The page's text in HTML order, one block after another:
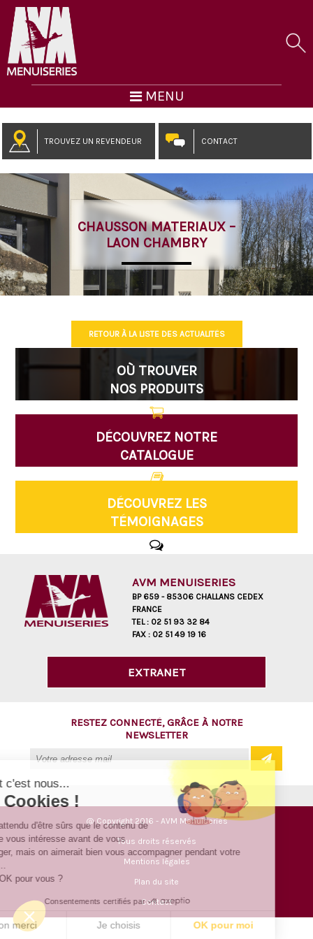
MENU
TROUVEZ UN REVENDEUR CONTACT
CHAUSSON MATERIAUX –
LAON CHAMBRY
RETOUR À LA LISTE DES ACTUALITÉS
OÙ TROUVER
NOS PRODUITS
DÉCOUVREZ NOTRE
CATALOGUE
DÉCOUVREZ LES
TÉMOIGNAGES
AVM MENUISERIES
BP 659 - 85306 CHALLANS CEDEX
FRANCE
TEL : 02 51 93 32 84
FAX : 02 51 49 19 16
EXTRANET
RESTEZ CONNECTÉ, GRÂCE À NOTRE
NEWSLETTER
@ Copyright 2016 - AVM Menuiseries
Tous droits réservés
Mentions légales
Plan du site
Contact
Salut c'est nous...
les Cookies !
On a attendu d'être sûrs que le contenu de
ce site vous intéresse avant de vous
déranger, mais on aimerait bien vous accompagner pendant votre
C'est OK pour vous ?
Consentements certifiés par
Non merci Je choisis OK pour moi